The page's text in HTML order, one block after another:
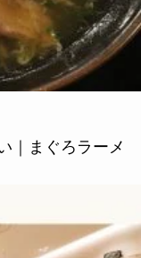
｜まぐろラーメ